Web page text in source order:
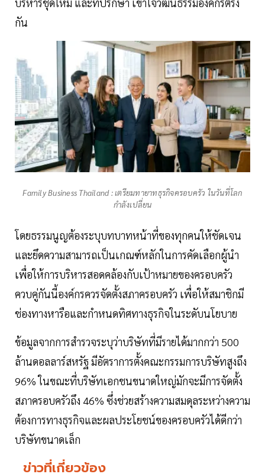
กัน
Family Business Thailand : เตรียมทายาทธุรกิจครอบครัว ในวันที่โลก
กำลังเปลี่ยน
โดยธรรมนูญต้องระบุบทบาทหน้าที่ของทุกคนให้ชัดเจน
และยึดความสามารถเป็นเกณฑ์หลักในการคัดเลือกผู้นำ
เพื่อให้การบริหารสอดคล้องกับเป้าหมายของครอบครัว
ควบคู่กันนี้องค์กรควรจัดตั้งสภาครอบครัว เพื่อให้สมาชิกมี
ช่องทางหารือและกำหนดทิศทางธุรกิจในระดับนโยบาย
ข้อมูลจากการสำรวจระบุว่าบริษัทที่มีรายได้มากกว่า 500
ล้านดอลลาร์สหรัฐ มีอัตราการตั้งคณะกรรมการบริษัทสูงถึง
96% ในขณะที่บริษัทเอกชนขนาดใหญ่มักจะมีการจัดตั้ง
สภาครอบครัวถึง 46% ซึ่งช่วยสร้างความสมดุลระหว่างความ
ต้องการทางธุรกิจและผลประโยชน์ของครอบครัวได้ดีกว่า
บริษัทขนาดเล็ก
ข่าวที่เกี่ยวข้อง